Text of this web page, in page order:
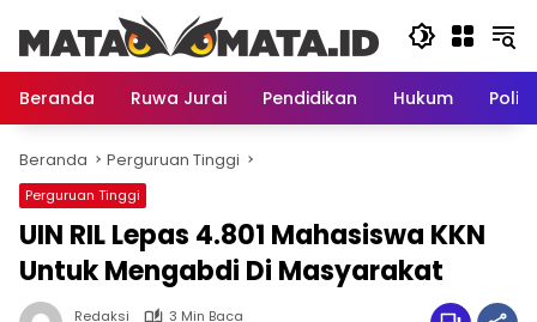
konten
Beranda
Ruwa Jurai Pendidikan Hukum
Beranda Perguruan Tinggi
Perguruan Tinggi
UIN RIL Lepas 4.801 Mahasiswa KKN
Untuk Mengabdi Di Masyarakat
Redaksi
3 Min Baca